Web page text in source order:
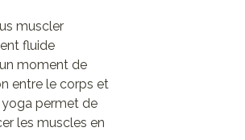
muscler
fluide
moment de
entre le corps et
yoga permet de
les muscles en